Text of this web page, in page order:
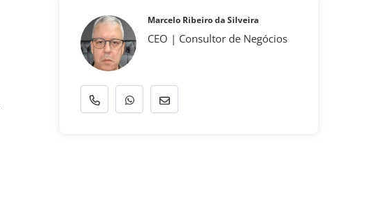
Marcelo Ribeiro da Silveira
CEO | Consultor de Negócios